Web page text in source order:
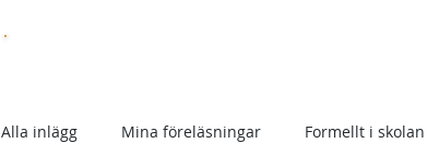
Alla inlägg Mina föreläsningar Formellt i skolan